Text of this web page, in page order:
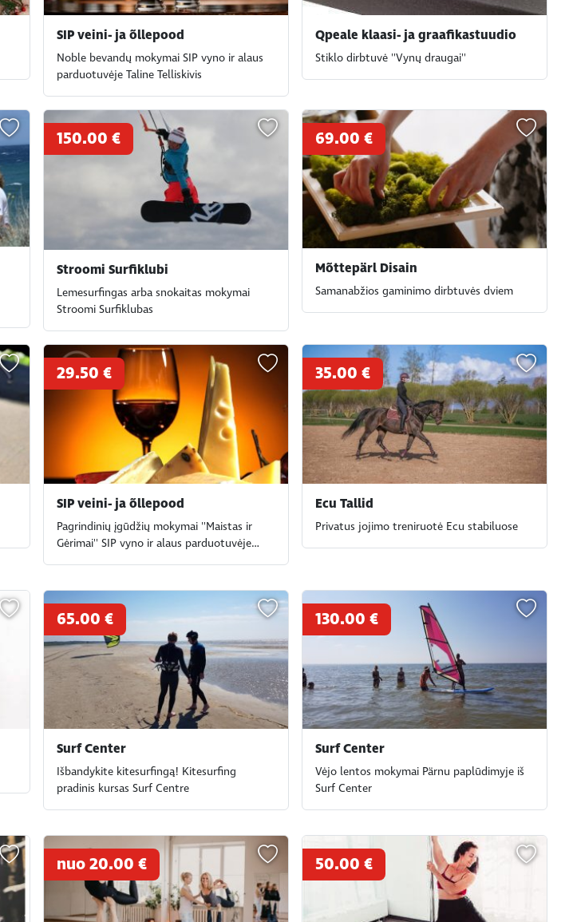
SIP veini- ja õllepood
Noble bevandų mokymai SIP vyno ir alaus
parduotuvėje Taline Telliskivis
Qpeale klaasi- ja graafikastuudio
Stiklo dirbtuvė ''Vynų draugai''
150.00 €
Stroomi Surfiklubi
Lemesurfingas arba snokaitas mokymai
Stroomi Surfiklubas
69.00 €
Mõttepärl Disain
Samanabžios gaminimo dirbtuvės dviem
29.50 €
SIP veini- ja õllepood
Pagrindinių įgūdžių mokymai ''Maistas ir
Gėrimai'' SIP vyno ir alaus parduotuvėje
35.00 €
Ecu Tallid
Privatus jojimo treniruotė Ecu stabiluose
65.00 €
Surf Center
Išbandykite kitesurfingą! Kitesurfing
pradinis kursas Surf Centre
130.00 €
Surf Center
Vėjo lentos mokymai Pärnu paplūdimyje iš
Surf Center
nuo 20.00 € 50.00 €